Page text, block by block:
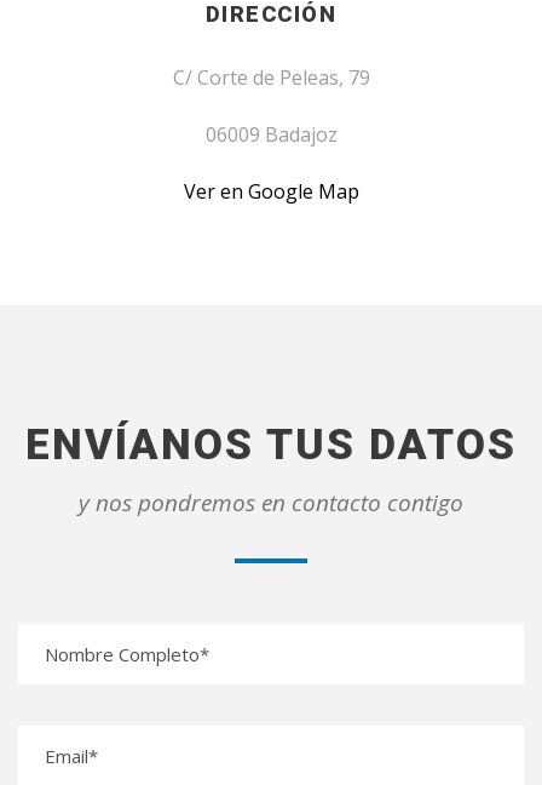
DIRECCIÓN
C/ Corte de Peleas, 79
06009 Badajoz
Ver en Google Map
ENVÍANOS TUS DATOS
y nos pondremos en contacto contigo